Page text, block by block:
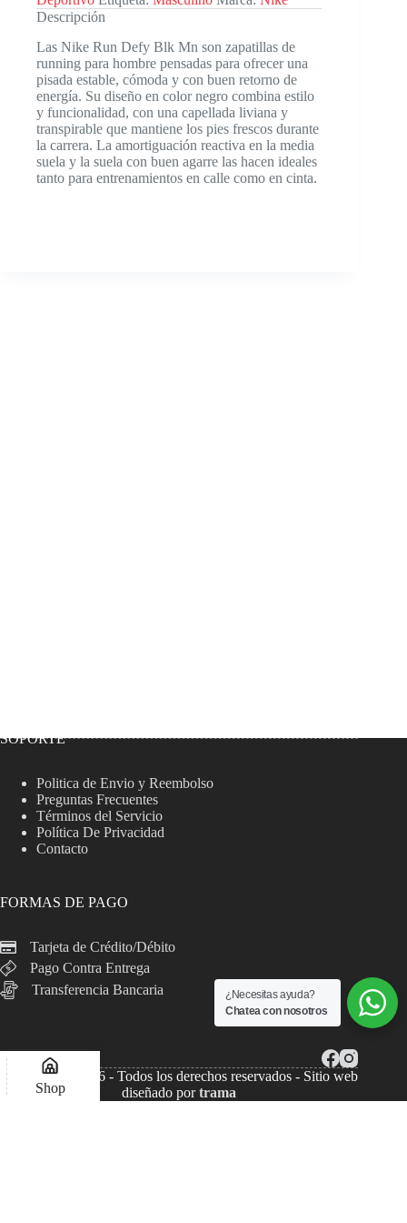
Descripción
Las Nike Run Defy Blk Mn son zapatillas de
running para hombre pensadas para ofrecer una
pisada estable, cómoda y con buen retorno de
energía. Su diseño en color negro combina estilo
y funcionalidad, con una capellada liviana y
transpirable que mantiene los pies frescos durante
la carrera. La amortiguación reactiva en la media
suela y la suela con buen agarre las hacen ideales
tanto para entrenamientos en calle como en cinta.
SOPORTE
Politica de Envio y Reembolso
Preguntas Frecuentes
Términos del Servicio
Política De Privacidad
Contacto
FORMAS DE PAGO
Tarjeta de Crédito/Débito
Pago Contra Entrega
Transferencia Bancaria
Copyright © 2026 - Todos los derechos reservados - Sitio web
diseñado portrama
¿Necesitas ayuda?
Chatea con nosotros
Shop